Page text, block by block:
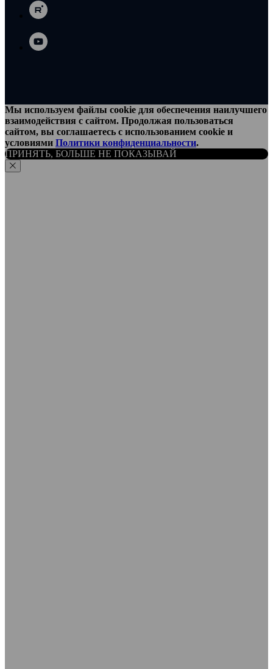
Мы используем файлы cookie для обеспечения наилучшего
взаимодействия с сайтом. Продолжая пользоваться
сайтом, вы соглашаетесь с использованием cookie и
условиями Политики конфиденциальности.
ПРИНЯТЬ, БОЛЬШЕ НЕ ПОКАЗЫВАЙ